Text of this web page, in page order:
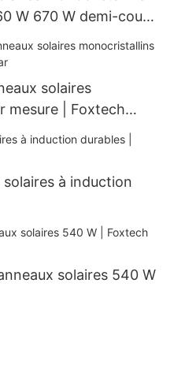
W 670 W demi-coupe
solaires
mesure | Foxtech
à induction
solaires 540 W